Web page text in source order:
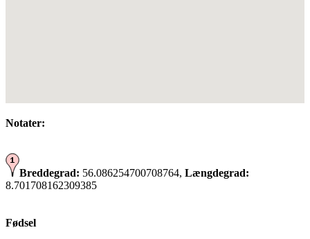
Notater:
Breddegrad: 56.086254700708764, Længdegrad:
8.701708162309385
Fødsel